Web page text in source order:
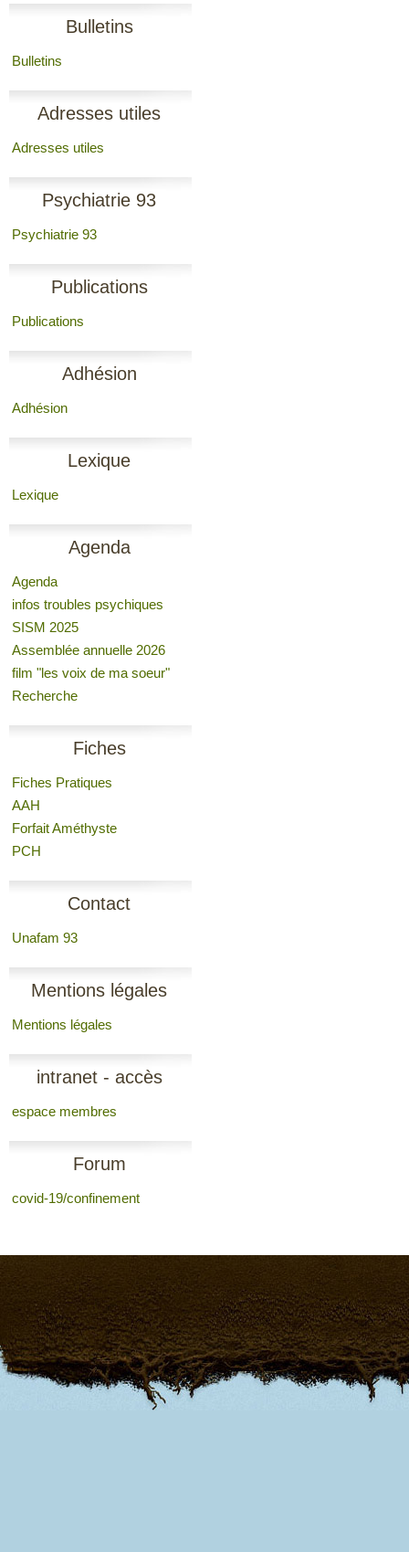
Bulletins
Bulletins
Adresses utiles
Adresses utiles
Psychiatrie 93
Psychiatrie 93
Publications
Publications
Adhésion
Adhésion
Lexique
Lexique
Agenda
Agenda
infos troubles psychiques
SISM 2025
Assemblée annuelle 2026
film "les voix de ma soeur"
Recherche
Fiches
Fiches Pratiques
AAH
Forfait Améthyste
PCH
Contact
Unafam 93
Mentions légales
Mentions légales
intranet - accès
membres
espace membres
Forum
covid-19/confinement